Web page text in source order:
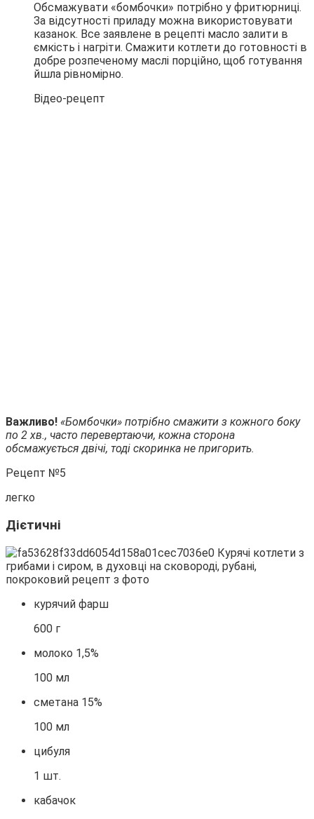
Обсмажувати «бомбочки» потрібно у фритюрниці.
За відсутності приладу можна використовувати
казанок. Все заявлене в рецепті масло залити в
ємкість і нагріти. Смажити котлети до готовності в
добре розпеченому маслі порційно, щоб готування
йшла рівномірно.
Відео-рецепт
Важливо! «Бомбочки» потрібно смажити з кожного боку
по 2 хв., часто перевертаючи, кожна сторона
обсмажується двічі, тоді скоринка не пригорить.
Рецепт №5
легко
Дієтичні
курячий фарш
600 г
молоко 1,5%
100 мл
сметана 15%
100 мл
цибуля
1 шт.
кабачок